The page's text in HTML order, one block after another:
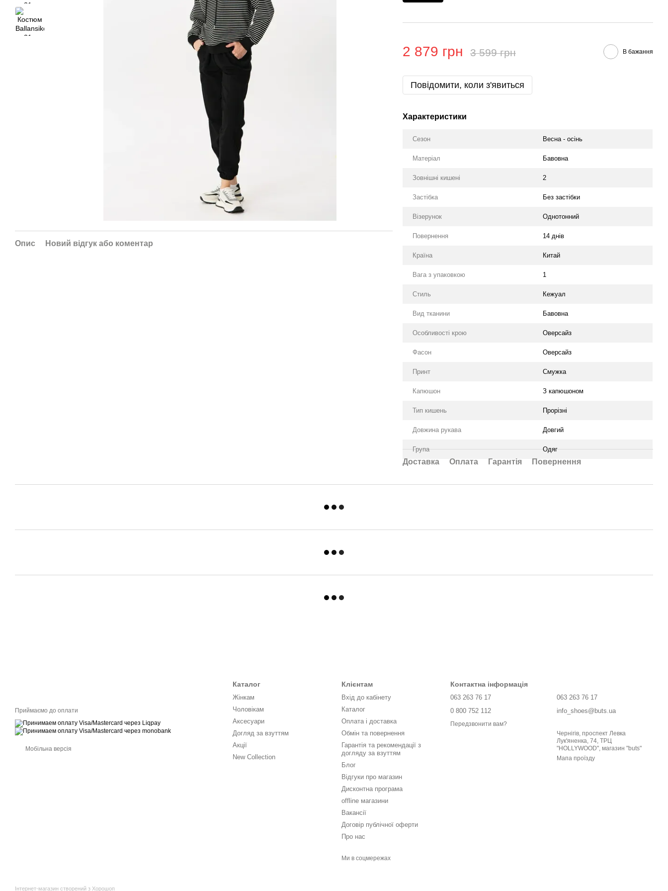
Опис Новий відгук або коментар
2 879 грн 3 599 грн В бажання
Повідомити, коли з'явиться
Характеристики
Сезон Весна - осінь
Матеріал Бавовна
Зовнішні кишені 2
Застібка Без застібки
Візерунок Однотонний
Повернення 14 днів
Країна Китай
Вага з упаковкою 1
Стиль Кежуал
Вид тканини Бавовна
Особливості крою Оверсайз
Фасон Оверсайз
Принт Смужка
Капюшон З капюшоном
Тип кишень Прорізні
Довжина рукава Довгий
Група Одяг
Доставка Оплата Гарантія Повернення
Приймаємо до оплати
Мобільна версія
Інтернет-магазин створений з Хорошоп
Каталог
Жінкам
Чоловікам
Аксесуари
Догляд за взуттям
Акції
New Collection
Клієнтам
Вхід до кабінету
Каталог
Оплата і доставка
Обмін та повернення
Гарантія та рекомендації з
догляду за взуттям
Блог
Відгуки про магазин
Дисконтна програма
offline магазини
Вакансії
Договір публічної оферти
Про нас
Ми в соцмережах
Контактна інформація
063 263 76 17
0 800 752 112
Передзвонити вам?
063 263 76 17
info_shoes@buts.ua
Чернігів, проспект Левка
Лук'яненка, 74, ТРЦ
"HOLLYWOOD", магазин "buts"
Мапа проїзду